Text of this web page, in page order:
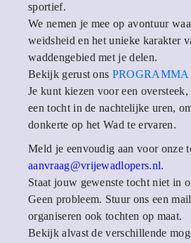
sportief.
We nemen je mee op avontuur
weidsheid en het unieke karakter
waddengebied met je delen.
Bekijk gerust ons PROGRAMMA
Je kunt kiezen voor een
een tocht in de nachtelijke uren,
donkerte op het Wad te ervaren.
Meld je eenvoudig aan voor onze
aanvraag@vrijewadlopers.nl.
Staat jouw gewenste tocht niet in
Geen probleem. Stuur ons een
organiseren ook tochten op maat.
Bekijk alvast de verschillende